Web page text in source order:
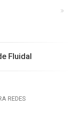
Fluidal
REDES